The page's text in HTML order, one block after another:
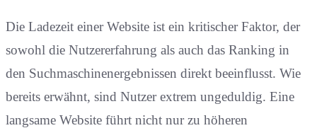
Die Ladezeit einer Website ist ein kritischer Faktor, der
sowohl die Nutzererfahrung als auch das Ranking in
den Suchmaschinenergebnissen direkt beeinflusst. Wie
bereits erwähnt, sind Nutzer extrem ungeduldig. Eine
langsame Website führt nicht nur zu höheren